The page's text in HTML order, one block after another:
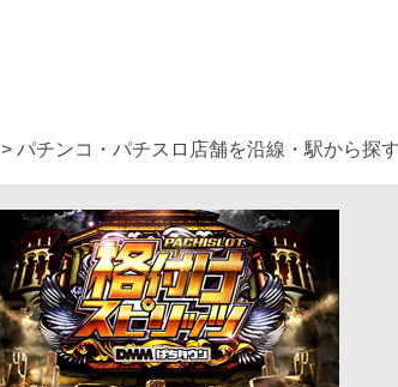
> パチンコ・パチスロ店舗を沿線・駅から探す